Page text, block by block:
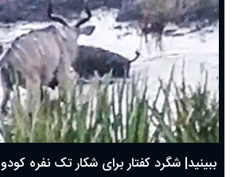
ببینید| شگرد کفتار برای شکار تک نفره کودو